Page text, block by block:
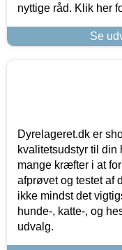
nyttige råd. Klik her
Se
Dyrelageret.dk er
kvalitetsudstyr til
mange kræfter i at
afprøvet og testet af
ikke mindst det
hunde-, katte-, og
udvalg.